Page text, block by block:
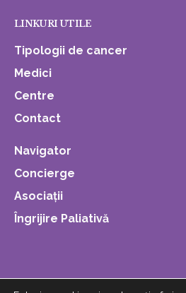
LINKURI UTILE
Tipologii de cancer
Medici
Centre
Contact
Navigator
Concierge
Asociații
Îngrijire Paliativă